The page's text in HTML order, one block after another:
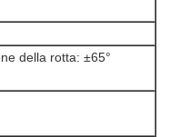
della rotta: ±65°